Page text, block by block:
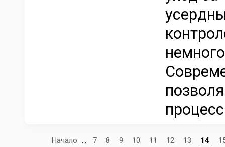
Начало ... 7 8 9 10 11 12 13 14